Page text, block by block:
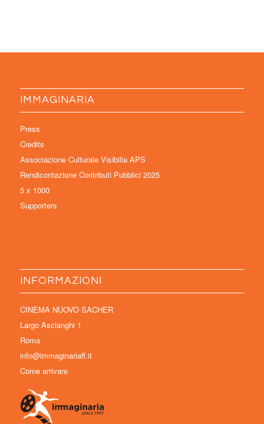
IMMAGINARIA
Press
Credits
Associazione Culturale Visibilia APS
Rendicontazione Contributi Pubblici 2025
5 x 1000
Supporters
INFORMAZIONI
CINEMA NUOVO SACHER
Largo Ascianghi 1
Roma
info@immaginariaff.it
Come arrivare